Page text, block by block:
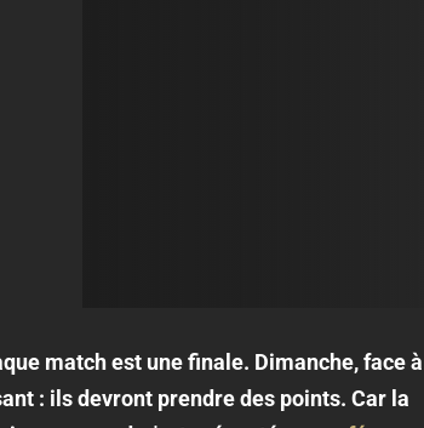
match est une finale. Dimanche, face à
: ils devront prendre des points. Car la